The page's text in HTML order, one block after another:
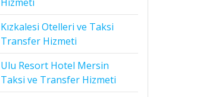
Kızkalesi Otelleri ve Taksi
Transfer Hizmeti
Ulu Resort Hotel Mersin
Taksi ve Transfer Hizmeti